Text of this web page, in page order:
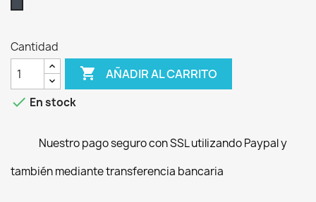
Cantidad
 AÑADIR AL CARRITO
 En stock
Nuestro pago seguro con SSL utilizando Paypal y
también mediante transferencia bancaria